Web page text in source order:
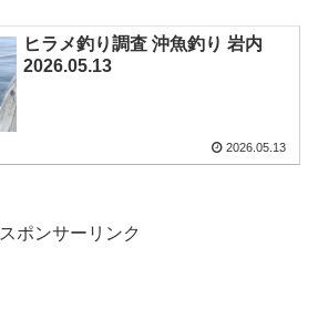
ヒラメ釣り調査 沖魚釣り 岩内
2026.05.13
2026.05.13
スポンサーリンク